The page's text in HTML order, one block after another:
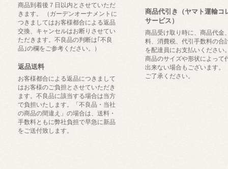
商品到着後７日以内とさせていただ
きます。 （ガーデンオーナメントに
つきましてはお客様都合による返品
交換、キャンセルはお断りさせてい
ただきます。不良品の判断は｢不良
品｣の欄をご参考ください。）
返品送料
お客様都合による返品につきまして
はお客様のご負担とさせていただき
ます。不良品に該当する場合は当方
で負担いたします。「不良品・当社
の商品の間違え」の場合は、送料・
手数料ともに弊社負担で早急に新品
をご送付致します。
商品代引き（ヤマト運輸コ
サービス）
商品受け取り時に、商品代金
料、消費税、代引手数料の合
を配達員にお支払いください
商品のサイズや形状によって
出来ない場合もございます。
ご了承ください。